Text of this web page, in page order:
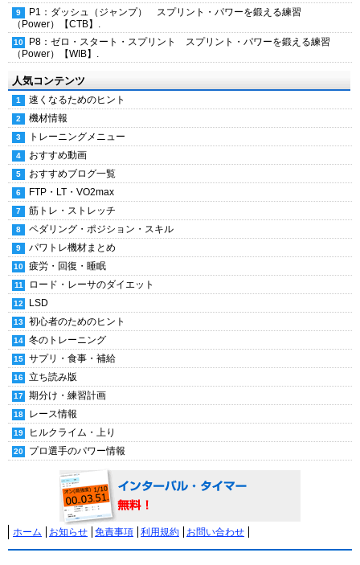
P1：ダッシュ（ジャンプ） スプリント・パワーを鍛える練習
（Power）【CTB】.
P8：ゼロ・スタート・スプリント スプリント・パワーを鍛える練習
（Power）【WIB】.
人気コンテンツ
速くなるためのヒント
機材情報
トレーニングメニュー
おすすめ動画
おすすめブログ一覧
FTP・LT・VO2max
筋トレ・ストレッチ
ペダリング・ポジション・スキル
パワトレ機材まとめ
疲労・回復・睡眠
ロード・レーサのダイエット
LSD
初心者のためのヒント
冬のトレーニング
サプリ・食事・補給
立ち読み版
期分け・練習計画
レース情報
ヒルクライム・上り
プロ選手のパワー情報
ホーム お知らせ 免責事項 利用規約 お問い合わせ